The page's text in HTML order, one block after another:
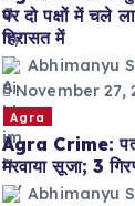
पर दो पक्षों में चले
हिरासत में
Abhimanyu
November 27,
Agra
Agra Crime:
मरवाया सूजा; 3
Abhimanyu